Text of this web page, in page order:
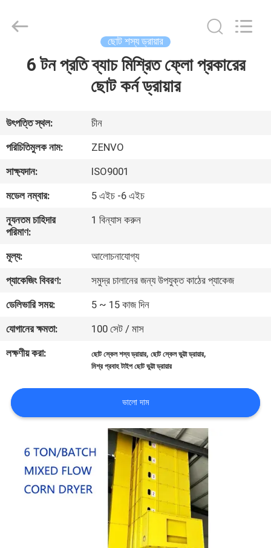
আমাদের
সম্পর্কে
কারখানা
ভ্রমণ
মান
নিয়ন্ত্রণ
যোগাযোগ
করুন
খবর
উদ্ধৃতির
জন্য
আবেদন
ছোট শস্য ড্রায়ার
6 টন প্রতি ব্যাচ মিশ্রিত ফ্লো প্রকারের
ছোট কর্ন ড্রায়ার
উৎপত্তি স্থল:
চীন
পরিচিতিমুলক নাম:
ZENVO
সাক্ষ্যদান:
ISO9001
মডেল নম্বার:
5 এইচ -6 এইচ
ন্যূনতম চাহিদার
পরিমাণ:
1 বিন্যাস করুন
মূল্য:
আলোচনাযোগ্য
প্যাকেজিং বিবরণ:
সমুদ্র চালানের জন্য উপযুক্ত কাঠের প্যাকেজ
ডেলিভারি সময়:
5 ~ 15 কাজ দিন
যোগানের ক্ষমতা:
100 সেট / মাস
লক্ষণীয় করা:
ছোট স্কেল শস্য ড্রায়ার,ছোট স্কেল ভুট্টা ড্রায়ার,
মিশ্র প্রবাহ টাইপ ছোট ভুট্টা ড্রায়ার
ভালো দাম